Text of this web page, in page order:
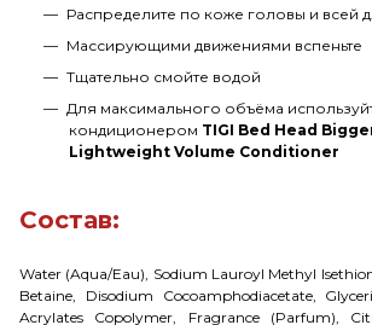
Распределите по коже головы и всей
Массирующими движениями вспеньте
Тщательно смойте водой
Для максимального объёма
кондиционером TIGI Bed Head
Lightweight Volume Conditioner
Состав:
Water (Aqua/Eau), Sodium Lauroyl Methyl
Betaine, Disodium Cocoamphodiacetate,
Acrylates Copolymer, Fragrance (Parfum),